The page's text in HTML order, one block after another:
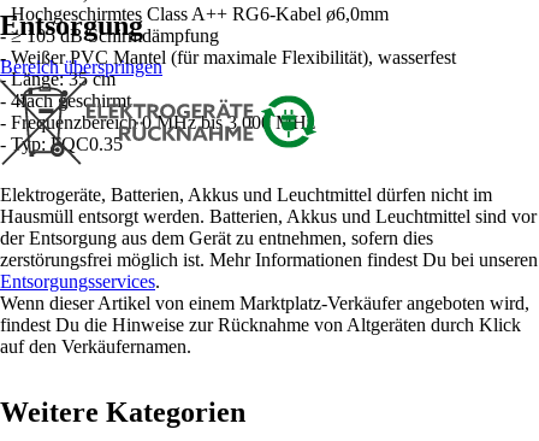
- Hochgeschirmtes Class A++ RG6-Kabel ø6,0mm
- ≥ 105 dB Schirmdämpfung
- Weißer PVC Mantel (für maximale Flexibilität), wasserfest
- Länge: 35 cm
- 4fach geschirmt
- Frequenzbereich 0 MHz bis 3 000 MHz
- Typ: FQC0.35
Entsorgung
Bereich überspringen
Elektrogeräte, Batterien, Akkus und Leuchtmittel dürfen nicht im
Hausmüll entsorgt werden. Batterien, Akkus und Leuchtmittel sind vor
der Entsorgung aus dem Gerät zu entnehmen, sofern dies
zerstörungsfrei möglich ist. Mehr Informationen findest Du bei unseren
Entsorgungsservices.
Wenn dieser Artikel von einem Marktplatz-Verkäufer angeboten wird,
findest Du die Hinweise zur Rücknahme von Altgeräten durch Klick
auf den Verkäufernamen.
Weitere Kategorien